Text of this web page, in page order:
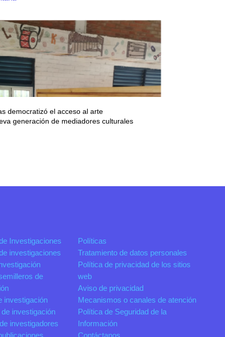
democratizó el acceso al arte
generación de mediadores culturales
Investigaciones
investigaciones
de
investigación
investigación
investigadores
Políticas
Tratamiento de datos personales
Política de privacidad de los sitios
web
Aviso de privacidad
Mecanismos o canales de atención
Política de Seguridad de la
Información
Contáctanos